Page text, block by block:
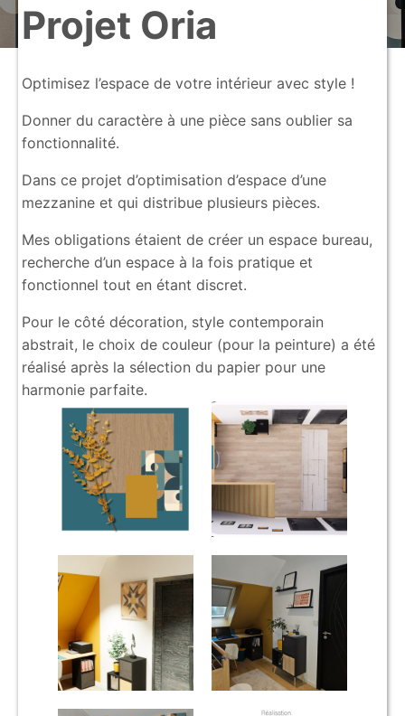
Projet Oria
Optimisez l’espace de votre intérieur avec style !
Donner du caractère à une pièce sans oublier sa
fonctionnalité.
Dans ce projet d’optimisation d’espace d’une
mezzanine et qui distribue plusieurs pièces.
Mes obligations étaient de créer un espace bureau,
recherche d’un espace à la fois pratique et
fonctionnel tout en étant discret.
Pour le côté décoration, style contemporain
abstrait, le choix de couleur (pour la peinture) a été
réalisé après la sélection du papier pour une
harmonie parfaite.